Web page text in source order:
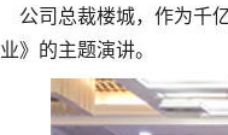
公司总裁楼城，作为千
业》的主题演讲。